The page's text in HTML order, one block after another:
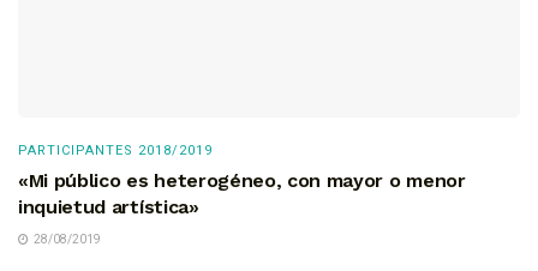
PARTICIPANTES 2018/2019
«Mi público es heterogéneo, con mayor o menor
inquietud artística»
28/08/2019